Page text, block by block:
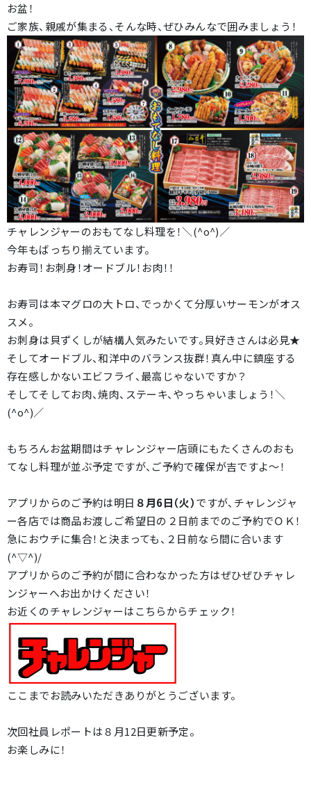
お盆！
ご家族、親戚が集まる、そんな時、ぜひみんなで囲みましょう！
チャレンジャーのおもてなし料理を！＼(^o^)／
今年もばっちり揃えています。
お寿司！お刺身！オードブル！お肉！！
お寿司は本マグロの大トロ、でっかくて分厚いサーモンがオス
スメ。
お刺身は貝ずくしが結構人気みたいです。貝好きさんは必見★
そしてオードブル、和洋中のバランス抜群！真ん中に鎮座する
存在感しかないエビフライ、最高じゃないですか？
そしてそしてお肉、焼肉、ステーキ、やっちゃいましょう！＼
(^o^)／
もちろんお盆期間はチャレンジャー店頭にもたくさんのおも
てなし料理が並ぶ予定ですが、ご予約で確保が吉ですよ～！
アプリからのご予約は明日 ８月6日（火）ですが、チャレンジャ
ー各店では商品お渡しご希望日の２日前までのご予約でＯＫ！
急におウチに集合！と決まっても、２日前なら間に合います
(^▽^)/
アプリからのご予約が間に合わなかった方はぜひぜひチャレ
ンジャーへお出かけください！
お近くのチャレンジャーはこちらからチェック！
ここまでお読みいただきありがとうございます。
次回社員レポートは８月12日更新予定。
お楽しみに！